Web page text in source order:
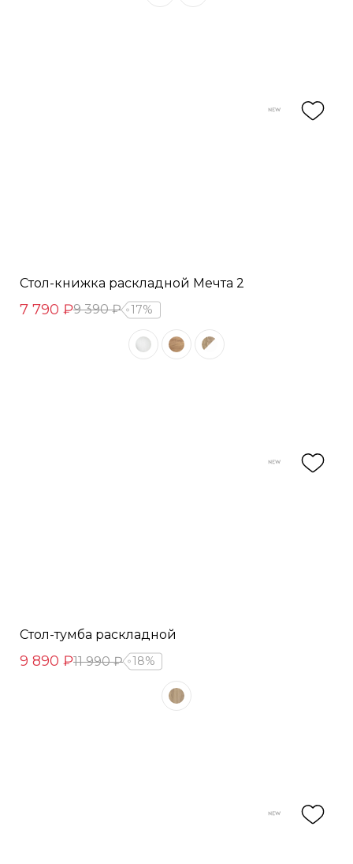
Стол-книжка раскладной Мечта 2
7 790 ₽9 390 ₽ 17%
Стол-тумба раскладной
9 890 ₽11 990 ₽ 18%